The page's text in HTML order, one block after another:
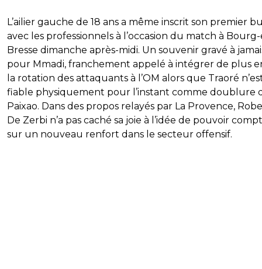
L’ailier gauche de 18 ans a même inscrit son premier
avec les professionnels à l’occasion du match à
Bresse dimanche après-midi. Un souvenir gravé à
pour Mmadi, franchement appelé à intégrer de plus
la rotation des attaquants à l’OM alors que Traoré
fiable physiquement pour l’instant comme doublure
Paixao. Dans des propos relayés par La Provence,
De Zerbi n’a pas caché sa joie à l’idée de pouvoir
sur un nouveau renfort dans le secteur offensif.